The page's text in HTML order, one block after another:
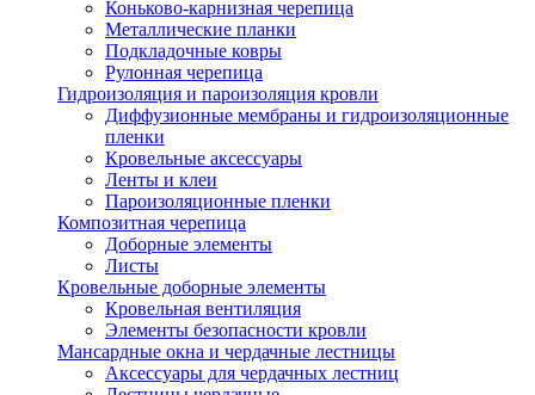
Коньково-карнизная черепица
Металлические планки
Подкладочные ковры
Рулонная черепица
Гидроизоляция и пароизоляция кровли
Диффузионные мембраны и гидроизоляционные
пленки
Кровельные аксессуары
Ленты и клеи
Пароизоляционные пленки
Композитная черепица
Доборные элементы
Листы
Кровельные доборные элементы
Кровельная вентиляция
Элементы безопасности кровли
Мансардные окна и чердачные лестницы
Аксессуары для чердачных лестниц